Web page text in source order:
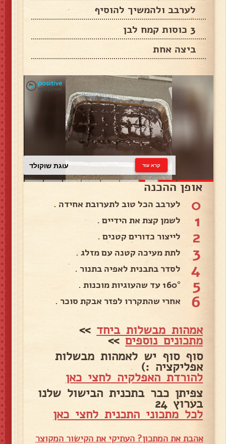
לערבב ולהמשיך להוסיף
3 כוסות קמח לבן
ביצה אחת
עוגת שוקולד קרא עוד
אופן ההכנה
0 לערבב הכל טוב לתערובת אחידה .
1 לשמן קצת את הידיים .
2 לייצור כדורים קטנים .
3 לתת מעיכה קטנה עם מזלג .
4 לסדר בתבנית לאפיה בתנור .
5 160° עד שהעוגיות מוכנות .
6 אחרי שהתקררו לפזר אבקת סוכר .
אמהות מבשלות ביחד >>
מתכונים נוספים>>
סוף סוף יש לאמהות מבשלות
אפליקציה :)
להורדת האפלקיה לחצי כאן
צפיתן כבר בתכנית הבישול שלנו
בערוץ 24
לכל מתכוני התכנית לחצי כאן
אהבת את המתכון? העתיקי את הקישור המקוצר